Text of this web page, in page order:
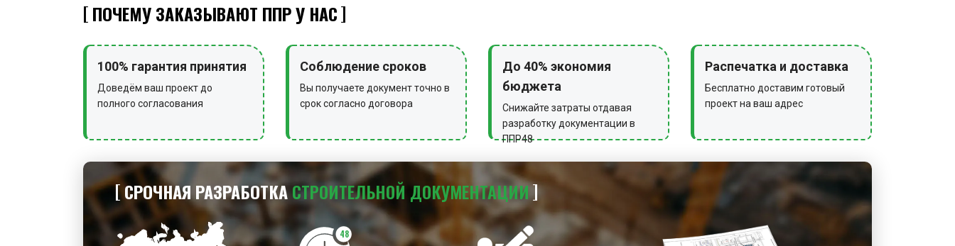
приспособления сдают на хранение, снимают сигнальное
ограждение и предупредительные знаки.
ПОЧЕМУ ЗАКАЗЫВАЮТ ППР У НАС
100% гарантия принятия
Доведём ваш проект до
полного согласования
Соблюдение сроков
Вы получаете документ точно в
срок согласно договора
До 40% экономия
бюджета
Снижайте затраты отдавая
разработку документации в
ППР48
Распечатка и доставка
Бесплатно доставим готовый
проект на ваш адрес
СРОЧНАЯ РАЗРАБОТКАСТРОИТЕЛЬНОЙ ДОКУМЕНТАЦИИ
48